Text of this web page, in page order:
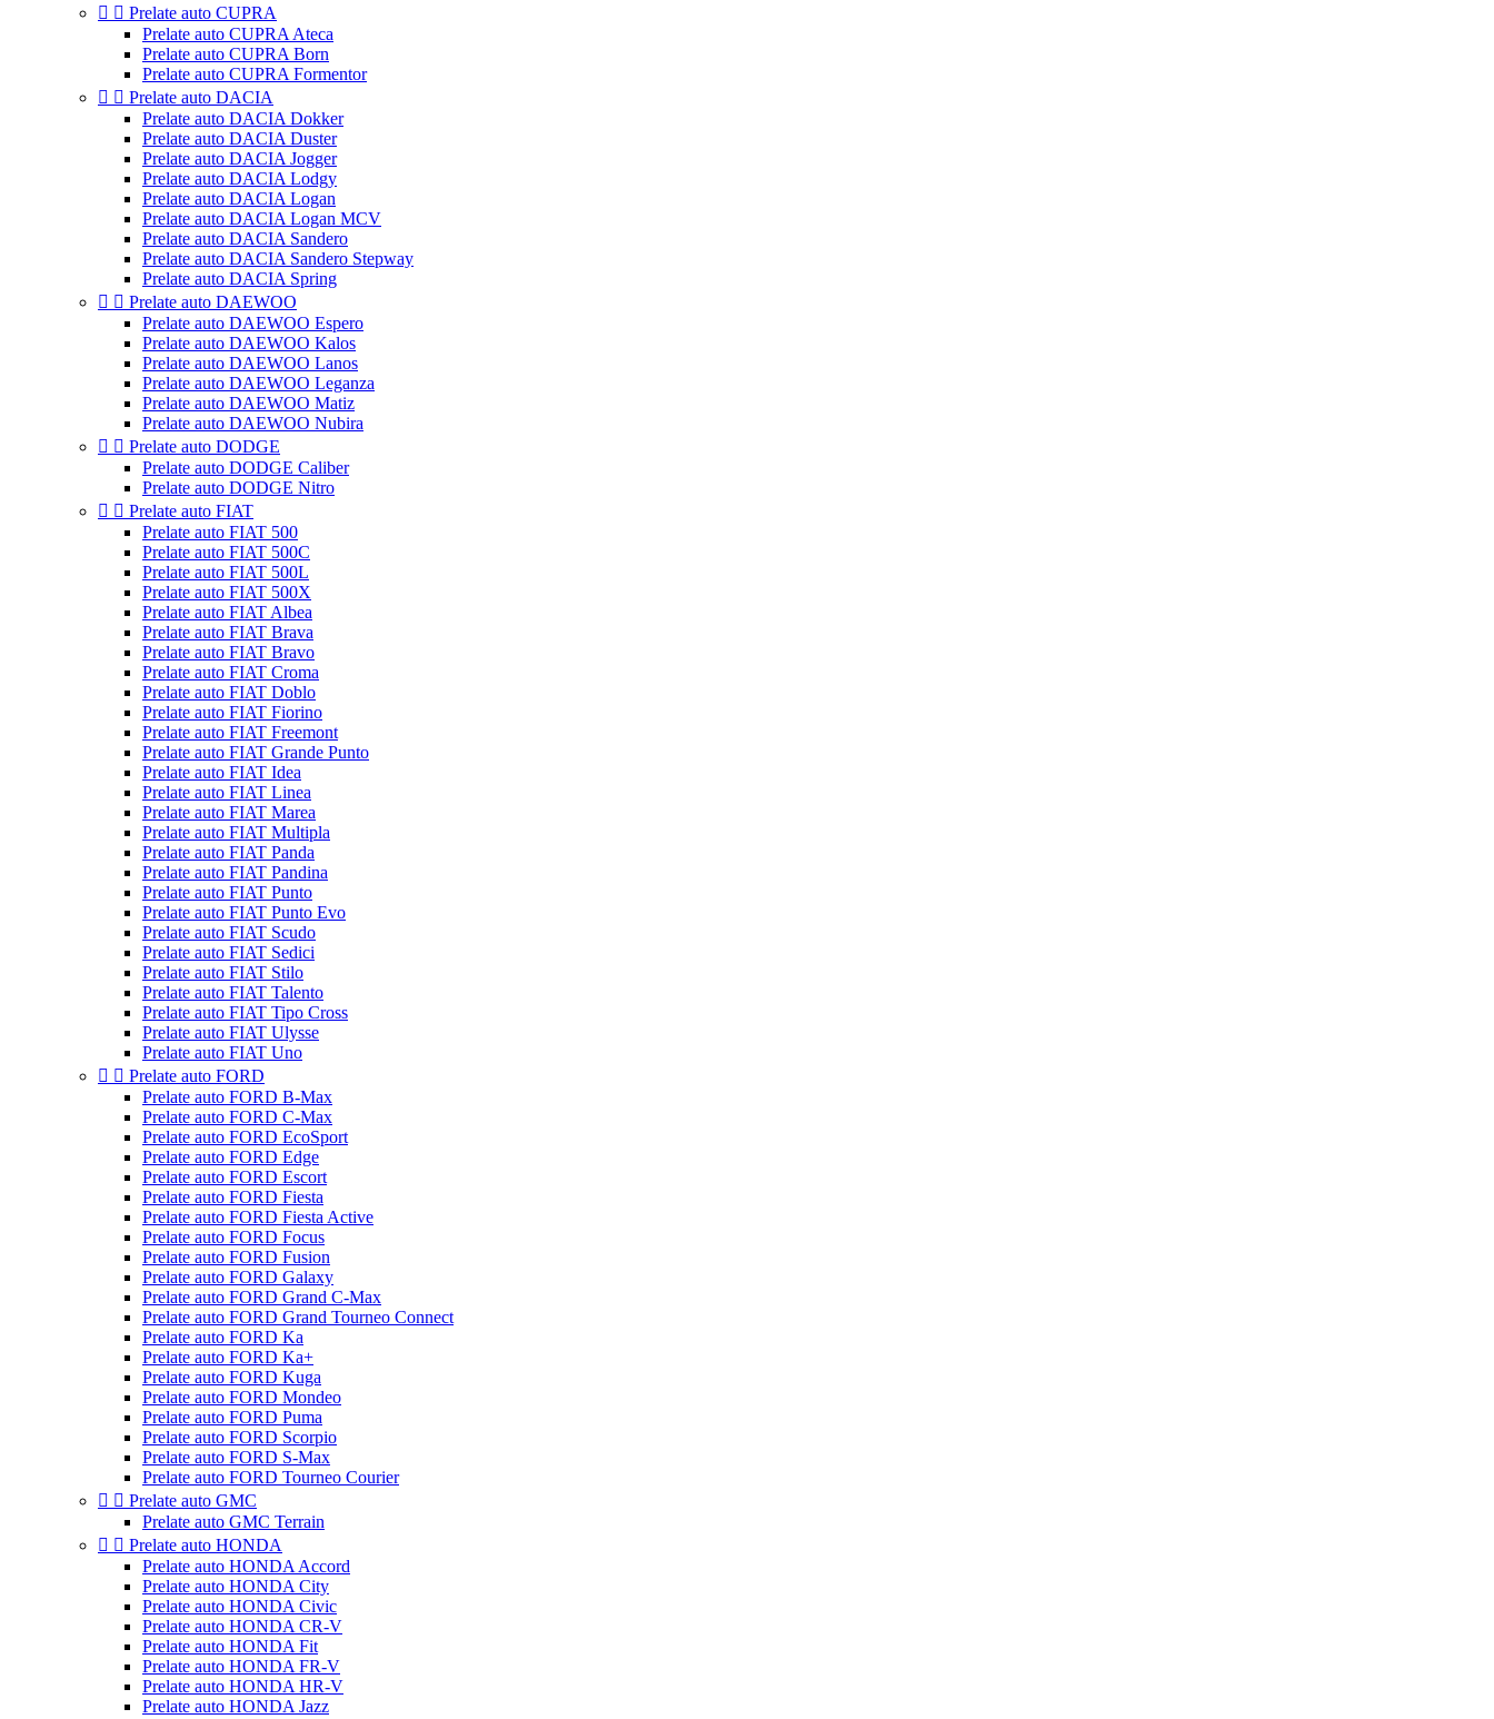
  Prelate auto CUPRA
Prelate auto CUPRA Ateca
Prelate auto CUPRA Born
Prelate auto CUPRA Formentor
  Prelate auto DACIA
Prelate auto DACIA Dokker
Prelate auto DACIA Duster
Prelate auto DACIA Jogger
Prelate auto DACIA Lodgy
Prelate auto DACIA Logan
Prelate auto DACIA Logan MCV
Prelate auto DACIA Sandero
Prelate auto DACIA Sandero Stepway
Prelate auto DACIA Spring
  Prelate auto DAEWOO
Prelate auto DAEWOO Espero
Prelate auto DAEWOO Kalos
Prelate auto DAEWOO Lanos
Prelate auto DAEWOO Leganza
Prelate auto DAEWOO Matiz
Prelate auto DAEWOO Nubira
  Prelate auto DODGE
Prelate auto DODGE Caliber
Prelate auto DODGE Nitro
  Prelate auto FIAT
Prelate auto FIAT 500
Prelate auto FIAT 500C
Prelate auto FIAT 500L
Prelate auto FIAT 500X
Prelate auto FIAT Albea
Prelate auto FIAT Brava
Prelate auto FIAT Bravo
Prelate auto FIAT Croma
Prelate auto FIAT Doblo
Prelate auto FIAT Fiorino
Prelate auto FIAT Freemont
Prelate auto FIAT Grande Punto
Prelate auto FIAT Idea
Prelate auto FIAT Linea
Prelate auto FIAT Marea
Prelate auto FIAT Multipla
Prelate auto FIAT Panda
Prelate auto FIAT Pandina
Prelate auto FIAT Punto
Prelate auto FIAT Punto Evo
Prelate auto FIAT Scudo
Prelate auto FIAT Sedici
Prelate auto FIAT Stilo
Prelate auto FIAT Talento
Prelate auto FIAT Tipo Cross
Prelate auto FIAT Ulysse
Prelate auto FIAT Uno
  Prelate auto FORD
Prelate auto FORD B-Max
Prelate auto FORD C-Max
Prelate auto FORD EcoSport
Prelate auto FORD Edge
Prelate auto FORD Escort
Prelate auto FORD Fiesta
Prelate auto FORD Fiesta Active
Prelate auto FORD Focus
Prelate auto FORD Fusion
Prelate auto FORD Galaxy
Prelate auto FORD Grand C-Max
Prelate auto FORD Grand Tourneo Connect
Prelate auto FORD Ka
Prelate auto FORD Ka+
Prelate auto FORD Kuga
Prelate auto FORD Mondeo
Prelate auto FORD Puma
Prelate auto FORD Scorpio
Prelate auto FORD S-Max
Prelate auto FORD Tourneo Courier
  Prelate auto GMC
Prelate auto GMC Terrain
  Prelate auto HONDA
Prelate auto HONDA Accord
Prelate auto HONDA City
Prelate auto HONDA Civic
Prelate auto HONDA CR-V
Prelate auto HONDA Fit
Prelate auto HONDA FR-V
Prelate auto HONDA HR-V
Prelate auto HONDA Jazz